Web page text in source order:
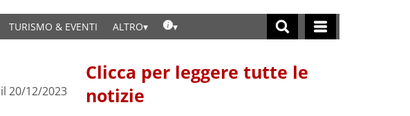
TURISMO & EVENTI ALTRO
il 20/12/2023
Clicca per leggere tutte le
notizie